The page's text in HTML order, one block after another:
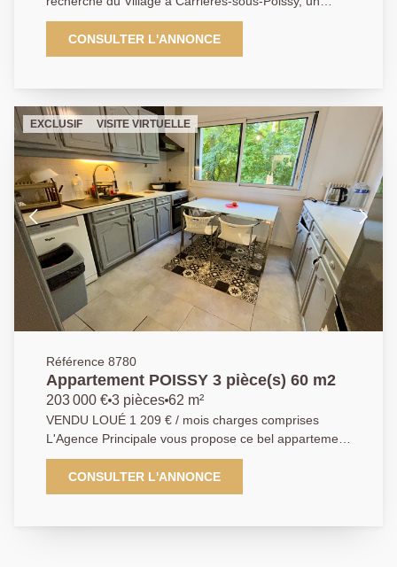
appartement situé au sein d'une petite copropriété
verdoyante, calme et sécurisée, à seulement 15 min à
pieds de la gare de Poissy (RER A / Ligne J). Situé en
rangements, d'une cuisine ouverte aménagée et
équipée, d'un spacieux séjour lumineux donnant
accès à une terrasse exposée sud-est, de deux
chambres dont une ouvrant sur une seconde grande
terrasse orientée ouest, d'une salle de bains, de WC
séparés ainsi que d'un dégagement avec placard.
Une cave et une place de parking en sous-sol
complètent ce bien. AGENCE PRINCIPALE 01 30 06
69 69 (Collaborateur salarié FB)
CONSULTER L'ANNONCE
EXCLUSIF VISITE VIRTUELLE
Référence 8780
Appartement POISSY 3 pièce(s) 60 m2
203 000 € 3 pièces 62 m²
VENDU LOUÉ 1 209 € / mois charges comprises
L'Agence Principale vous propose ce bel appartement
idéalement situé dans le quartier recherché de la
Bruyère, au sein d'une résidence calme, sécurisée et
bien entretenue. Proximité immédiate des
CONSULTER L'ANNONCE